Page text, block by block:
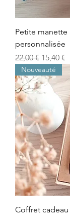
Petite
personnalisée
Prix original
22,00 € Prix
15,40 €
Nouveauté
Coffret